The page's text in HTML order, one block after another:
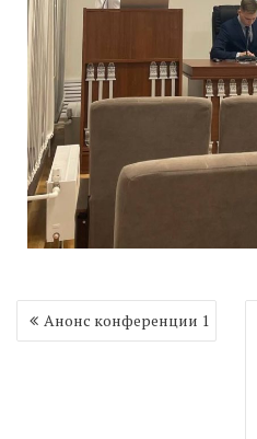
Навигация
по
Анонс конференции 1